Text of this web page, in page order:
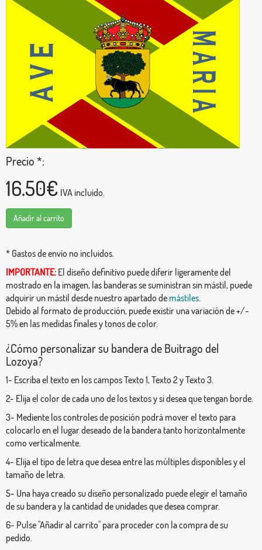
Precio *:
16.50€ IVA incluido.
Añadir al carrito
* Gastos de envío no incluidos.
IMPORTANTE: El diseño definitivo puede diferir ligeramente del
mostrado en la imagen, las banderas se suministran sin mástil, puede
adquirir un mástil desde nuestro apartado de mástiles.
Debido al formato de producción, puede existir una variación de +/-
5% en las medidas finales y tonos de color.
¿Cómo personalizar su bandera de Buitrago del
Lozoya?
1- Escriba el texto en los campos Texto 1, Texto 2 y Texto 3.
2- Elija el color de cada uno de los textos y si desea que tengan borde.
3- Mediente los controles de posición podrá mover el texto para
colocarlo en el lugar deseado de la bandera tanto horizontalmente
como verticalmente.
4- Elija el tipo de letra que desea entre las múltiples disponibles y el
tamaño de letra.
5- Una haya creado su diseño personalizado puede elegir el tamaño
de su bandera y la cantidad de unidades que desea comprar.
6- Pulse "Añadir al carrito" para proceder con la compra de su
pedido.